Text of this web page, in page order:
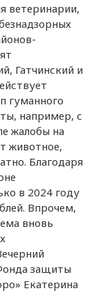
ветеринарии,
Гатчинский и
гуманного
например, с
жалобы на
животное,
Благодаря
в 2024 году
Впрочем,
вновь
защиты
Екатерина